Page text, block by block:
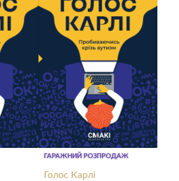
ГАРАЖНИЙ РОЗПРОДАЖ
Голос Карлі